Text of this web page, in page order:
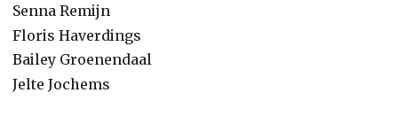
Senna Remijn
Floris Haverdings
Bailey Groenendaal
Jelte Jochems